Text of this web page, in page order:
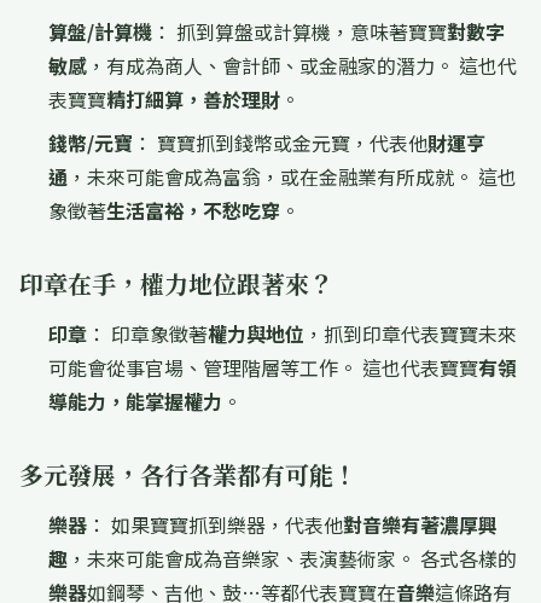
算盤/計算機 ： 抓到算盤或計算機，意味著寶寶對數字
敏感 ，有成為商人、會計師、或金融家的潛力。 這也代
表寶寶精打細算，善於理財 。
錢幣/元寶 ： 寶寶抓到錢幣或金元寶，代表他財運亨
通 ，未來可能會成為富翁，或在金融業有所成就。 這也
象徵著生活富裕，不愁吃穿 。
印章在手，權力地位跟著來？
印章 ： 印章象徵著權力與地位 ，抓到印章代表寶寶未來
可能會從事官場、管理階層等工作。 這也代表寶寶有領
導能力，能掌握權力 。
多元發展，各行各業都有可能！
樂器 ： 如果寶寶抓到樂器，代表他對音樂有著濃厚興
趣 ，未來可能會成為音樂家、表演藝術家。 各式各樣的
樂器如鋼琴、吉他、鼓…等都代表寶寶在音樂這條路有